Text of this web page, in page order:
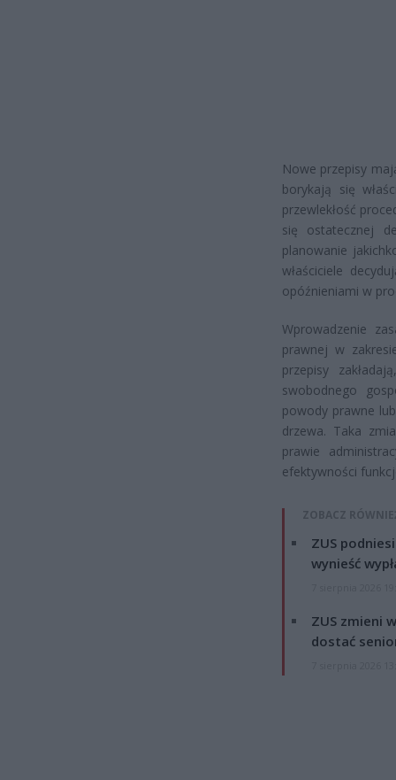
Nowe przepisy
borykają się
przewlekłość
się ostatecznej
planowanie
właściciele
opóźnieniami w
Wprowadzenie
prawnej w
przepisy
swobodnego
powody prawne
drzewa. Taka
prawie
efektywności
ZOBACZ
ZUS
wynieść
ZUS zmieni
dostać